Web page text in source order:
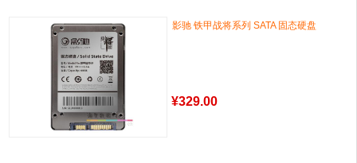
影驰 铁甲战将系列 SATA 固态硬盘
¥329.00